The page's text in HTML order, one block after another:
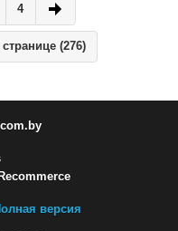
4
(276)
версия